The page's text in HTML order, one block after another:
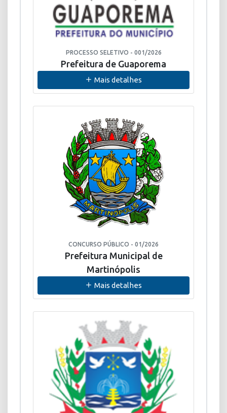
PROCESSO SELETIVO - 001/2026
Prefeitura de Guaporema
Mais detalhes
CONCURSO PÚBLICO - 01/2026
Prefeitura Municipal de
Martinópolis
Mais detalhes